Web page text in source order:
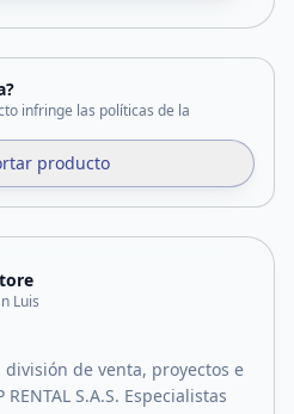
infringe las políticas de la
producto
Luis
división de venta, proyectos e
S.A.S. Especialistas